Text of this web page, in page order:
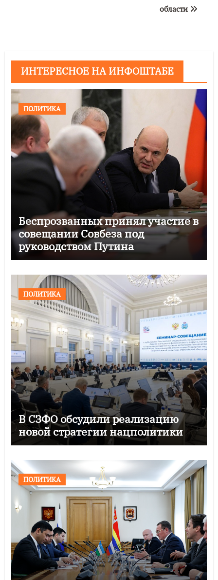
области
ИНТЕРЕСНОЕ НА ИНФОШТАБЕ
ПОЛИТИКА
Беспрозванных принял участие в
совещании Совбеза под
руководством Путина
ПОЛИТИКА
В СЗФО обсудили реализацию
новой стратегии нацполитики
ПОЛИТИКА